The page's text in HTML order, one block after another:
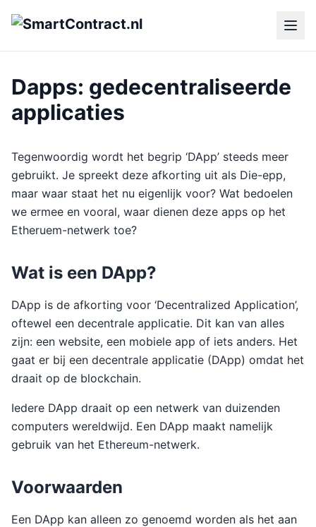
Dapps: gedecentraliseerde
applicaties
Tegenwoordig wordt het begrip ‘DApp’ steeds meer
gebruikt. Je spreekt deze afkorting uit als Die-epp,
maar waar staat het nu eigenlijk voor? Wat bedoelen
we ermee en vooral, waar dienen deze apps op het
Etheruem-netwerk toe?
Wat is een DApp?
DApp is de afkorting voor ‘Decentralized Application’,
oftewel een decentrale applicatie. Dit kan van alles
zijn: een website, een mobiele app of iets anders. Het
gaat er bij een decentrale applicatie (DApp) omdat het
draait op de blockchain.
Iedere DApp draait op een netwerk van duizenden
computers wereldwijd. Een DApp maakt namelijk
gebruik van het Ethereum-netwerk.
Voorwaarden
Een DApp kan alleen zo genoemd worden als het aan